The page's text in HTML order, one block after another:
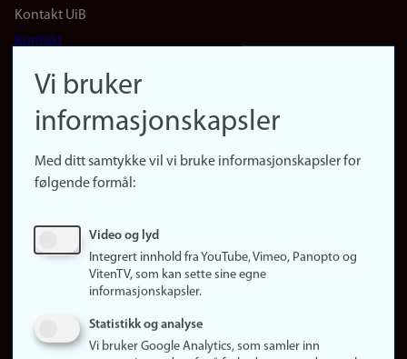
Footer
(no)
Kontakt UiB
Kontakt
Finn forsker
Presse
Finn studier
Ledige stillinger
Om nettstedet
Vi bruker
informasjonskapsler
Med ditt samtykke vil vi bruke informasjonskapsler for
følgende formål:
Video og lyd
Integrert innhold fra YouTube, Vimeo, Panopto og
VitenTV, som kan sette sine egne
informasjonskapsler.
Statistikk og analyse
Vi bruker Google Analytics, som samler inn